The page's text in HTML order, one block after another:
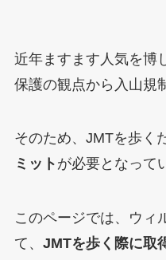
近年ますます人気を博
保護の観点から入山規
そのため、JMTを歩く
ミット が必要となって
このページでは、ウィ
て、 JMTを歩く際に取